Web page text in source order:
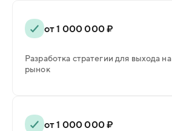
от 1 000 000 ₽
Разработка стратегии для выхода
рынок
от 1 000 000 ₽